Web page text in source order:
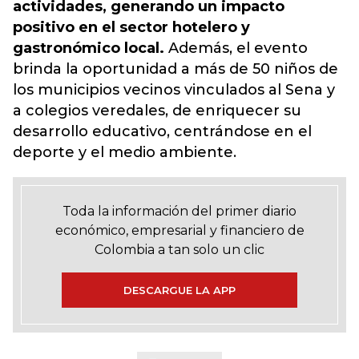
actividades, generando un impacto
positivo en el sector hotelero y
gastronómico local. Además, el evento
brinda la oportunidad a más de 50 niños de
los municipios vecinos vinculados al Sena y
a colegios veredales, de enriquecer su
desarrollo educativo, centrándose en el
deporte y el medio ambiente.
Toda la información del primer diario
económico, empresarial y financiero de
Colombia a tan solo un clic
DESCARGUE LA APP